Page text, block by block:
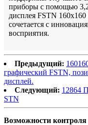
приборы с помощью
дисплея FSTN
сочетается с
восприятия.
Предыдущий:
графический FSTN,
дисплей.
Следующий: 12864
STN
Возможности